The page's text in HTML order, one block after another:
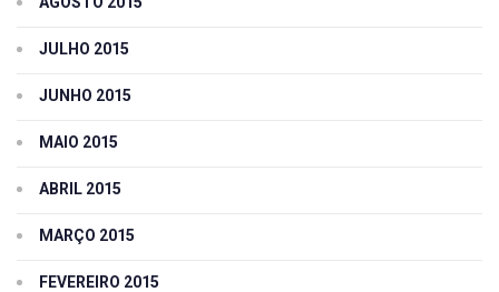
JULHO 2015
JUNHO 2015
MAIO 2015
ABRIL 2015
MARÇO 2015
FEVEREIRO 2015